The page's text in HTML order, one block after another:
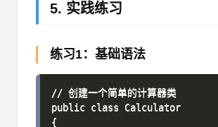
5. 实践练习
练习1：基础语法
// 创建一个简单的计算器类
public class Calculator
{